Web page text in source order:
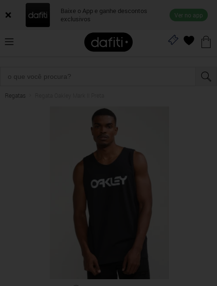
Baixe o App e ganhe descontos
exclusivos
Ver no app
Regatas